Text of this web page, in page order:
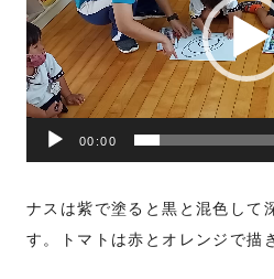
レ
ー
ヤ
ー
00:00
ナスは紫で塗ると黒と混色して
す。トマトは赤とオレンジで描